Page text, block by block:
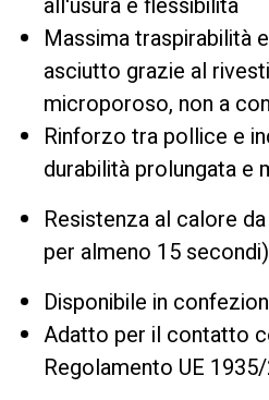
all'usura e flessibilità
Massima traspirabilità
asciutto grazie al
microporoso, non a
Rinforzo tra pollice e
durabilità prolungata e
Resistenza al calore
per almeno 15 secondi)
Disponibile in
Adatto per il contatto
Regolamento UE